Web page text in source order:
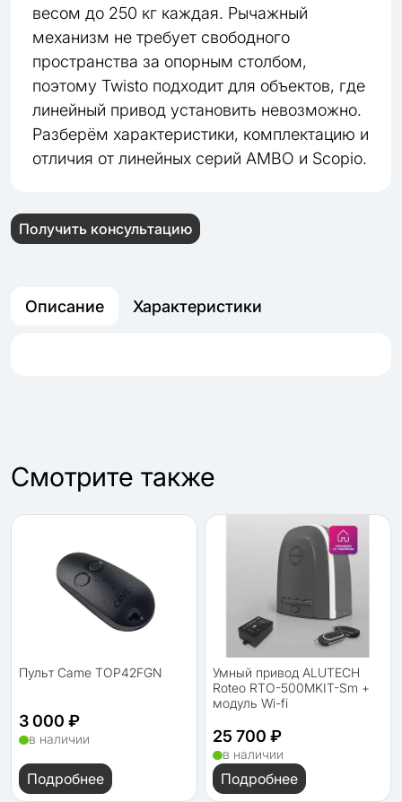
весом до 250 кг каждая. Рычажный
механизм не требует свободного
пространства за опорным столбом,
поэтому Twisto подходит для объектов, где
линейный привод установить невозможно.
Разберём характеристики, комплектацию и
отличия от линейных серий AMBO и Scopio.
Получить консультацию
Описание Характеристики
Cмотрите также
Пульт Came TOP42FGN
3 000 ₽
в наличии
Подробнее
Умный привод ALUTECH
Roteo RTO-500MKIT-Sm +
модуль Wi-fi
25 700 ₽
в наличии
Подробнее